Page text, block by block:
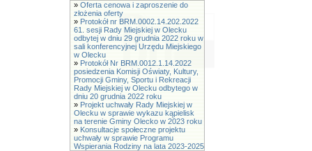
» Oferta cenowa i zaproszenie do
złożenia oferty
» Protokół nr BRM.0002.14.202.2022
61. sesji Rady Miejskiej w Olecku
odbytej w dniu 29 grudnia 2022 roku w
sali konferencyjnej Urzędu Miejskiego
w Olecku
» Protokół Nr BRM.0012.1.14.2022
posiedzenia Komisji Oświaty, Kultury,
Promocji Gminy, Sportu i Rekreacji
Rady Miejskiej w Olecku odbytego w
dniu 20 grudnia 2022 roku
» Projekt uchwały Rady Miejskiej w
Olecku w sprawie wykazu kąpielisk
na terenie Gminy Olecko w 2023 roku
» Konsultacje społeczne projektu
uchwały w sprawie Programu
Wspierania Rodziny na lata 2023-2025